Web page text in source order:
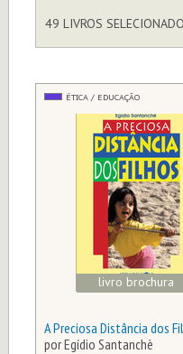
49 LIVROS
ÉTICA / EDUCAÇÃO
livro brochura
A Preciosa Distância dos
por Egídio Santanchè